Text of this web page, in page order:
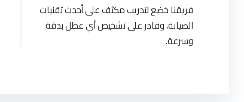
فريقنا خضع لتدريب مكثف على أحدث تقنيات
الصيانة، وقادر على تشخيص أي عطل بدقة
وسرعة.